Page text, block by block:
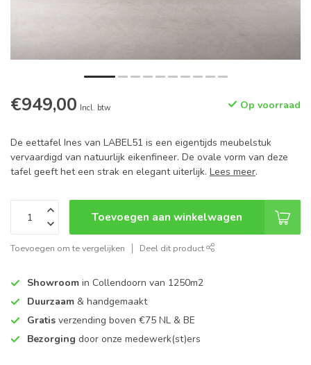
€949,00 Incl. btw Op voorraad
De eettafel Ines van LABEL51 is een eigentijds meubelstuk
vervaardigd van natuurlijk eikenfineer. De ovale vorm van deze
tafel geeft het een strak en elegant uiterlijk. Lees meer.
Toevoegen aan winkelwagen
Toevoegen om te vergelijken Deel dit product
Showroom in Collendoorn van 1250m2
Duurzaam & handgemaakt
Gratis verzending boven €75 NL & BE
Bezorging door onze medewerk(st)ers